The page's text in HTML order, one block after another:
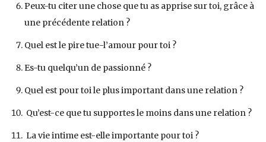
Peux-tu citer une chose que tu as apprise sur toi, grâce à
une précédente relation ?
Quel est le pire tue-l’amour pour toi ?
Es-tu quelqu’un de passionné ?
Quel est pour toi le plus important dans une relation ?
Qu’est-ce que tu supportes le moins dans une relation ?
La vie intime est-elle importante pour toi ?